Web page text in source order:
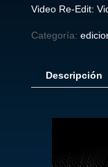
Video Re-Edit:
Categoría:
Descripción